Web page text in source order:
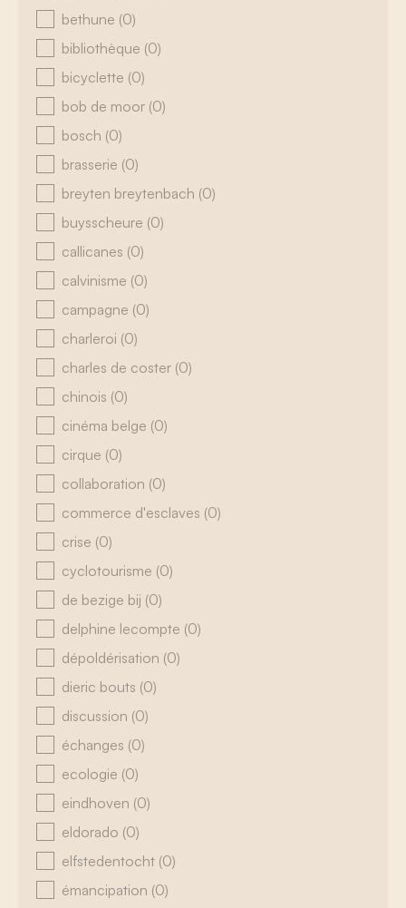
bethune (0)
bibliothèque (0)
bicyclette (0)
bob de moor (0)
bosch (0)
brasserie (0)
breyten breytenbach (0)
buysscheure (0)
callicanes (0)
calvinisme (0)
campagne (0)
charleroi (0)
charles de coster (0)
chinois (0)
cinéma belge (0)
cirque (0)
collaboration (0)
commerce d'esclaves (0)
crise (0)
cyclotourisme (0)
de bezige bij (0)
delphine lecompte (0)
dépoldérisation (0)
dieric bouts (0)
discussion (0)
échanges (0)
ecologie (0)
eindhoven (0)
eldorado (0)
elfstedentocht (0)
émancipation (0)